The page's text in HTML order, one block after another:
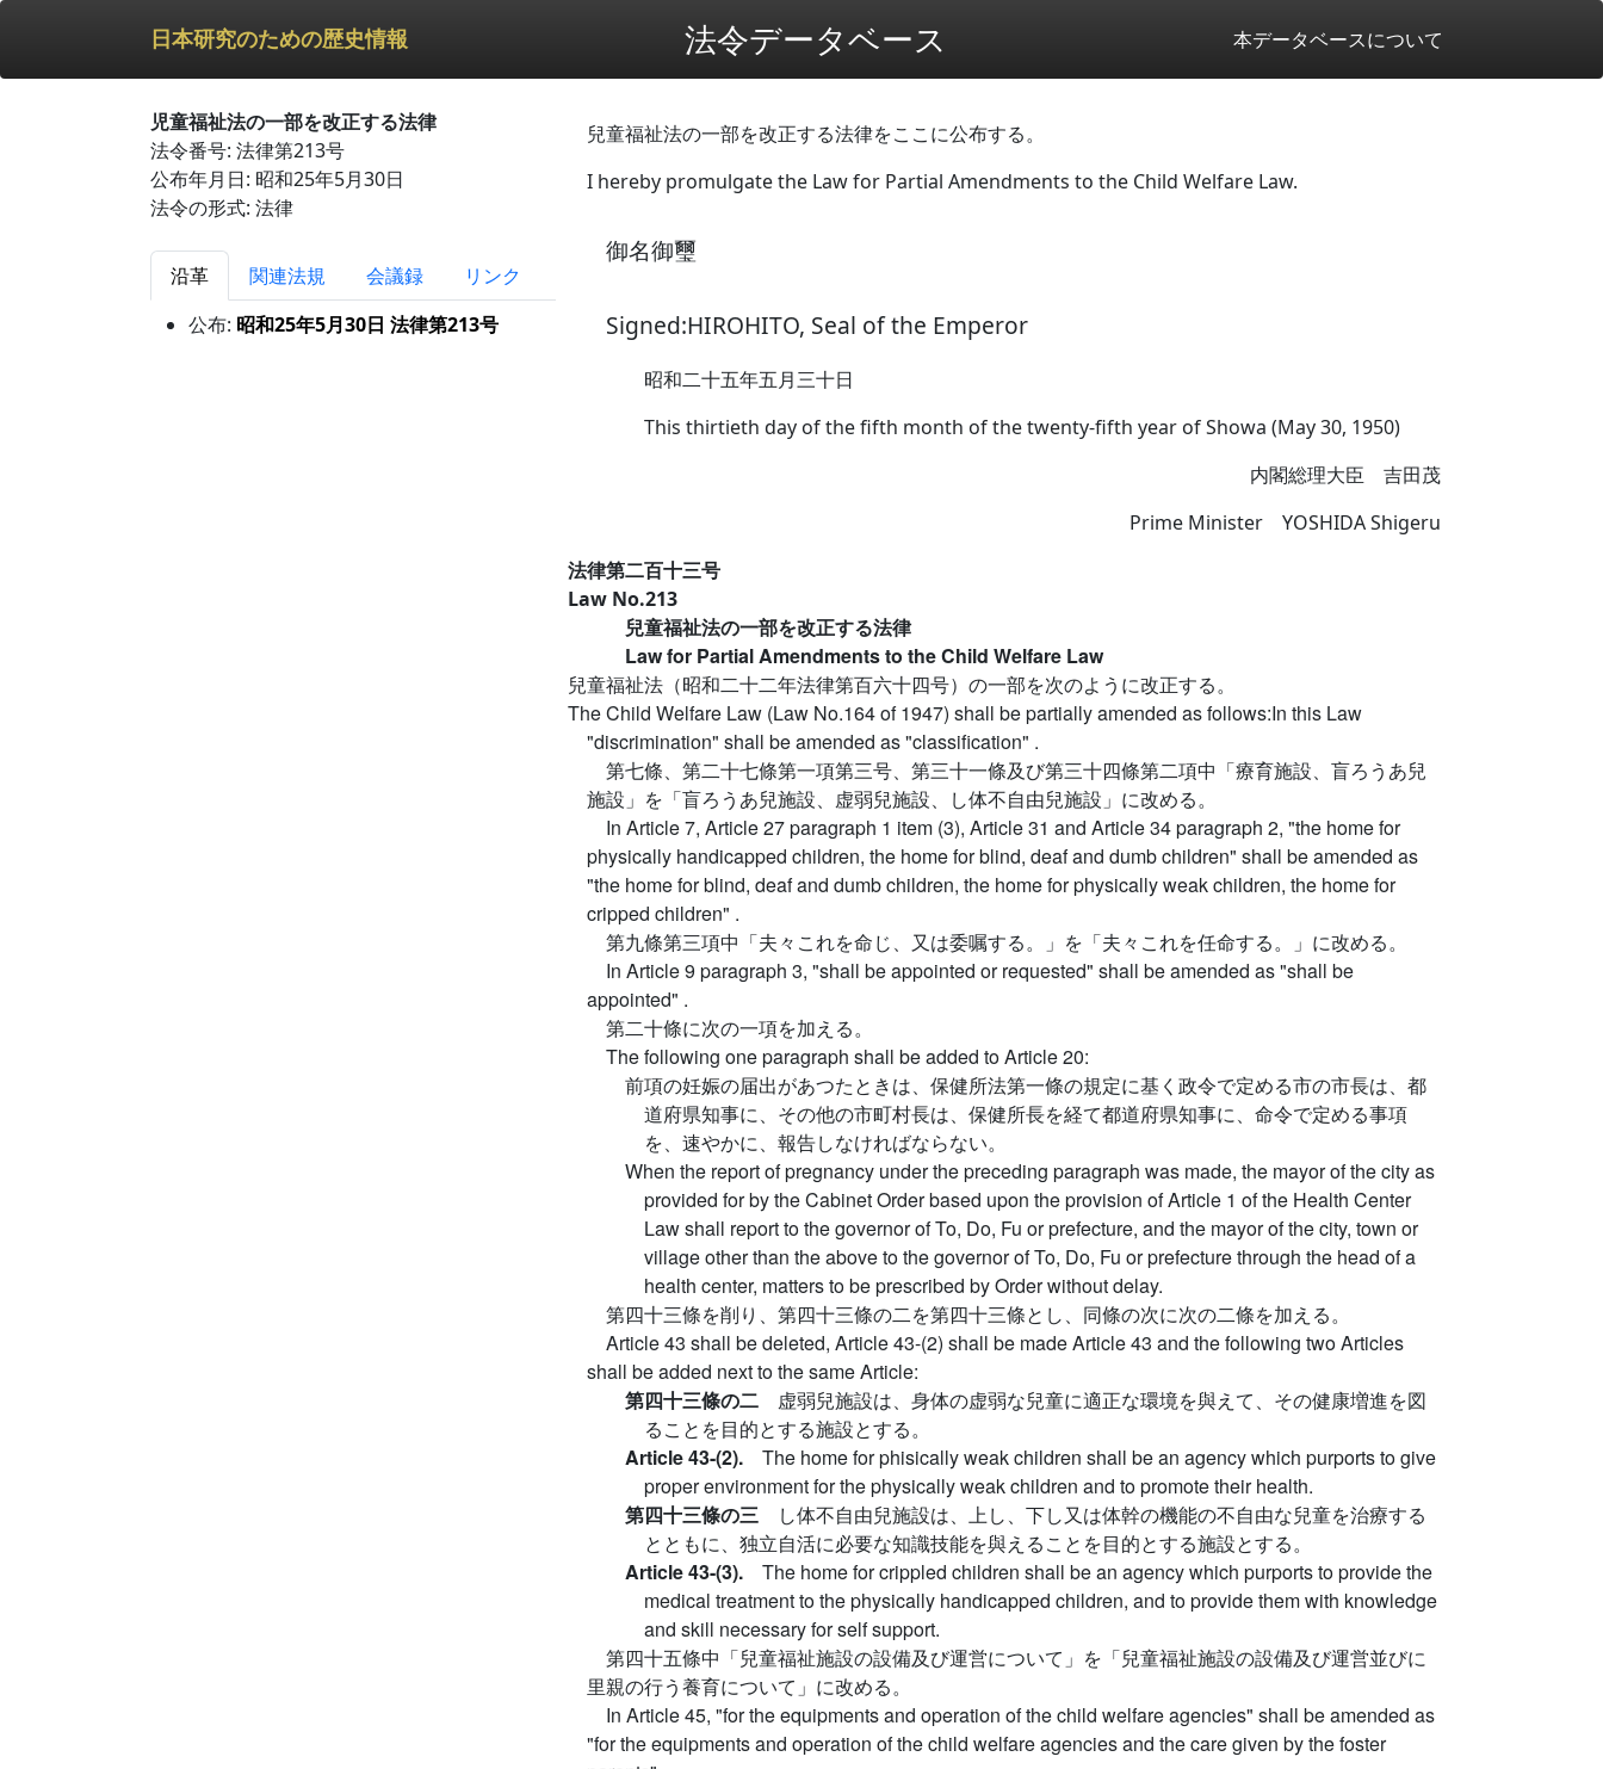
日本研究のための歴史情報 法令データベース 本データベースについて
児童福祉法の一部を改正する法律
法令番号: 法律第213号
公布年月日: 昭和25年5月30日
法令の形式: 法律
沿革 関連法規 会議録
リンク
公布: 昭和25年5月30日 法律第213号
兒童福祉法の一部を改正する法律をここに公布する。
I hereby promulgate the Law for Partial Amendments to the Child Welfare Law.
御名御璽
Signed:HIROHITO, Seal of the Emperor
昭和二十五年五月三十日
This thirtieth day of the fifth month of the twenty-fifth year of Showa (May 30, 1950)
内閣総理大臣 吉田茂
Prime Minister YOSHIDA Shigeru
法律第二百十三号
Law No.213
兒童福祉法の一部を改正する法律
Law for Partial Amendments to the Child Welfare Law
兒童福祉法（昭和二十二年法律第百六十四号）の一部を次のように改正する。
The Child Welfare Law (Law No.164 of 1947) shall be partially amended as follows:In this Law
"discrimination" shall be amended as "classification" .
第七條、第二十七條第一項第三号、第三十一條及び第三十四條第二項中「療育施設、盲ろうあ兒
施設」を「盲ろうあ兒施設、虚弱兒施設、し体不自由兒施設」に改める。
In Article 7, Article 27 paragraph 1 item (3), Article 31 and Article 34 paragraph 2, "the home for
physically handicapped children, the home for blind, deaf and dumb children" shall be amended as
"the home for blind, deaf and dumb children, the home for physically weak children, the home for
cripped children" .
第九條第三項中「夫々これを命じ、又は委嘱する。」を「夫々これを任命する。」に改める。
In Article 9 paragraph 3, "shall be appointed or requested" shall be amended as "shall be
appointed" .
第二十條に次の一項を加える。
The following one paragraph shall be added to Article 20:
前項の妊娠の届出があつたときは、保健所法第一條の規定に基く政令で定める市の市長は、都
道府県知事に、その他の市町村長は、保健所長を経て都道府県知事に、命令で定める事項
を、速やかに、報告しなければならない。
When the report of pregnancy under the preceding paragraph was made, the mayor of the city as
provided for by the Cabinet Order based upon the provision of Article 1 of the Health Center
Law shall report to the governor of To, Do, Fu or prefecture, and the mayor of the city, town or
village other than the above to the governor of To, Do, Fu or prefecture through the head of a
health center, matters to be prescribed by Order without delay.
第四十三條を削り、第四十三條の二を第四十三條とし、同條の次に次の二條を加える。
Article 43 shall be deleted, Article 43-(2) shall be made Article 43 and the following two Articles
shall be added next to the same Article:
第四十三條の二 虚弱兒施設は、身体の虚弱な兒童に適正な環境を與えて、その健康増進を図
ることを目的とする施設とする。
Article 43-(2). The home for phisically weak children shall be an agency which purports to give
proper environment for the physically weak children and to promote their health.
第四十三條の三
し体不自由兒施設は、上し、下し又は体幹の機能の不自由な兒童を治療する
とともに、独立自活に必要な知識技能を與えることを目的とする施設とする。
Article 43-(3). The home for crippled children shall be an agency which purports to provide the
medical treatment to the physically handicapped children, and to provide them with knowledge
and skill necessary for self support.
第四十五條中「兒童福祉施設の設備及び運営について」を「兒童福祉施設の設備及び運営並びに
里親の行う養育について」に改める。
In Article 45, "for the equipments and operation of the child welfare agencies" shall be amended as
"for the equipments and operation of the child welfare agencies and the care given by the foster